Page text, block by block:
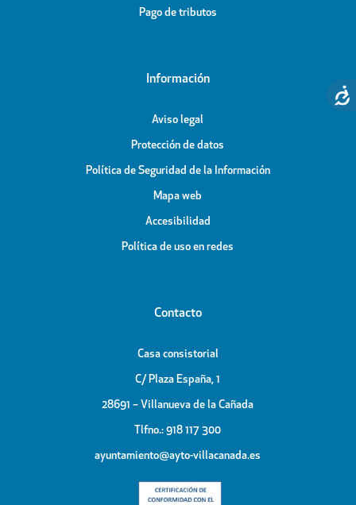
Pago de tributos
Información
Aviso legal
Protección de datos
Política de Seguridad de la Información
Mapa web
Accesibilidad
Política de uso en redes
Contacto
Casa consistorial
C/ Plaza España, 1
28691 – Villanueva de la Cañada
Tlfno.: 918 117 300
ayuntamiento@ayto-villacanada.es